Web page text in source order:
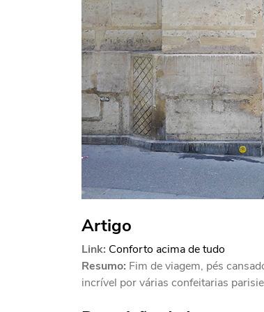
Artigo
Link: Conforto acima de tudo
Resumo: Fim de viagem, pés
incrível por várias confeitarias